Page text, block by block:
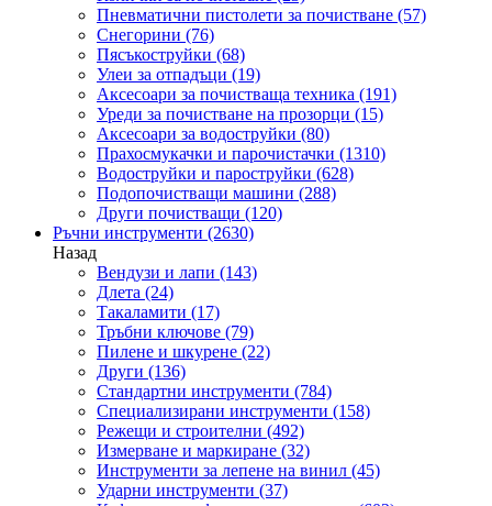
Пневматични пистолети за почистване (57)
Снегорини (76)
Пясъкоструйки (68)
Улеи за отпадъци (19)
Аксесоари за почистваща техника (191)
Уреди за почистване на прозорци (15)
Аксесоари за водоструйки (80)
Прахосмукачки и парочистачки (1310)
Водоструйки и пароструйки (628)
Подопочистващи машини (288)
Други почистващи (120)
Ръчни инструменти (2630)
Назад
Вендузи и лапи (143)
Длета (24)
Такаламити (17)
Тръбни ключове (79)
Пилене и шкурене (22)
Други (136)
Стандартни инструменти (784)
Специализирани инструменти (158)
Режещи и строителни (492)
Измерване и маркиране (32)
Инструменти за лепене на винил (45)
Ударни инструменти (37)